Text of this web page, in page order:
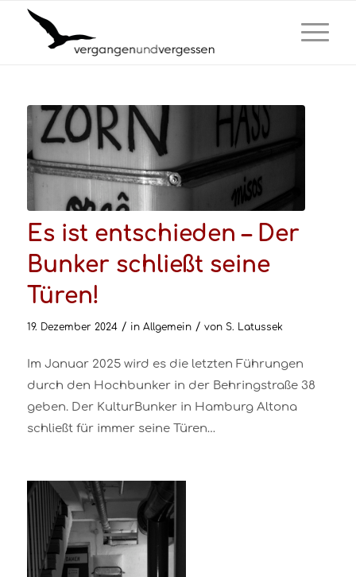
Es ist entschieden – Der
Bunker schließt seine
Türen!
19. Dezember 2024 / in Allgemein / von S. Latussek
Im Januar 2025 wird es die letzten Führungen
durch den Hochbunker in der Behringstraße 38
geben. Der KulturBunker in Hamburg Altona
schließt für immer seine Türen…